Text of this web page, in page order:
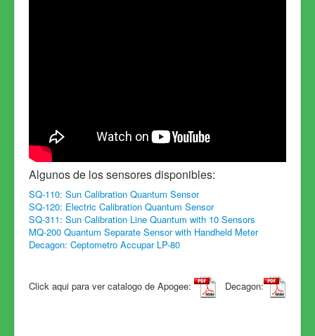
Algunos de los sensores disponibles:
SQ-110: Sun Calibration Quantum Sensor
SQ-120: Electric Calibration Quantum Sensor
SQ-311: Sun Calibration Line Quantum with 10 Sensors
MQ-200 Quantum Separate Sensor with Handheld Meter
Decagon: Ceptometro Accupar LP-80
Click aqui para ver catalogo de Apogee: Decagon: